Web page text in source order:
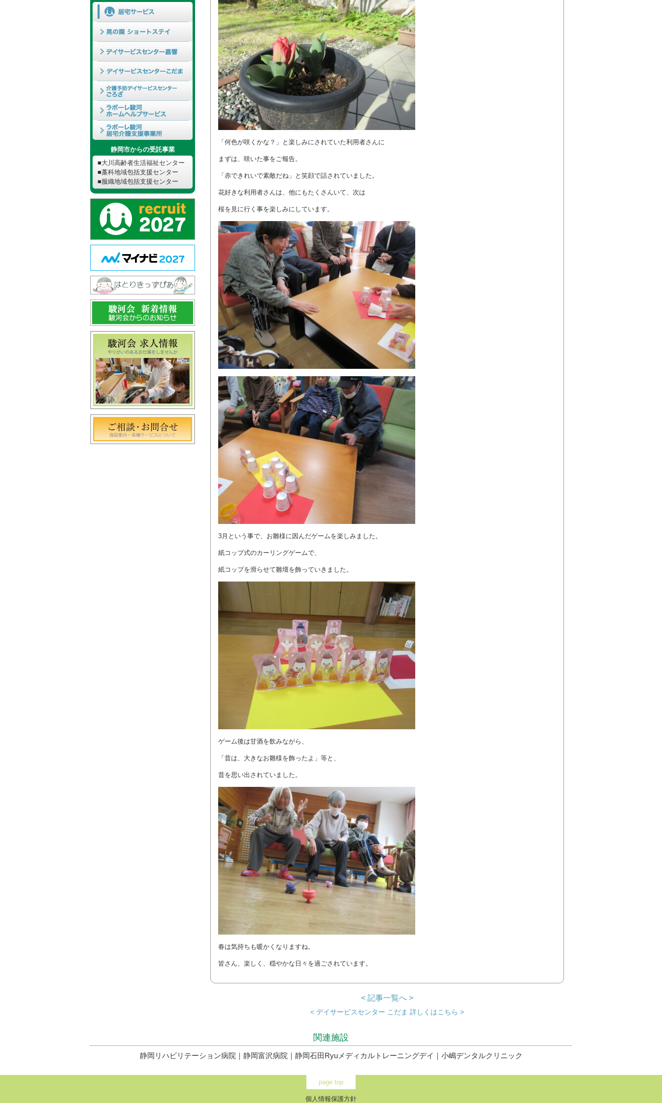
静岡市からの受託事業
■大川高齢者生活福祉センター
■藁科地域包括支援センター
■服織地域包括支援センター
「何色が咲くかな？」と楽しみにされていた利用者さんに
まずは、咲いた事をご報告。
「赤できれいで素敵だね」と笑顔で話されていました。
花好きな利用者さんは、他にもたくさんいて、次は
桜を見に行く事を楽しみにしています。
3月という事で、お雛様に因んだゲームを楽しみました。
紙コップ式のカーリングゲームで、
紙コップを滑らせて雛壇を飾っていきました。
ゲーム後は甘酒を飲みながら、
「昔は、大きなお雛様を飾ったよ」等と、
昔を思い出されていました。
春は気持ちも暖かくなりますね。
皆さん、楽しく、穏やかな日々を過ごされています。
< 記事一覧へ >
< デイサービスセンター こだま 詳しくはこちら >
関連施設
静岡リハビリテーション病院 ｜ 静岡富沢病院 ｜ 静岡石田Ryuメディカルトレーニングデイ ｜ 小嶋デンタルクリニック
page top
個人情報保護方針